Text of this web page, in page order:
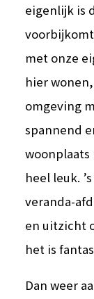
eigenlijk is
met onze
hier
omgeving
spannend
woonplaats
heel leuk.
veranda-
en uitzicht
het is
Dan weer